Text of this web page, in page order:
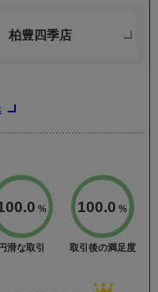
柏豊四季店
%
円滑な取引
100.0 %
取引後の満足度